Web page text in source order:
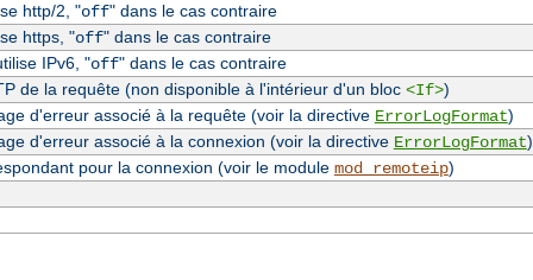
http/2, "off" dans le cas contraire
https, "off" dans le cas contraire
IPv6, "off" dans le cas contraire
de la requête (non disponible à l'intérieur d'un bloc <If>)
d'erreur associé à la requête (voir la directive ErrorLogFormat)
d'erreur associé à la connexion (voir la directive ErrorLogFormat)
pour la connexion (voir le module mod_remoteip)